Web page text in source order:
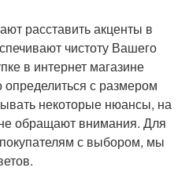
расставить акценты в
чистоту Вашего
в интернет магазине
с размером
некоторые нюансы, на
обращают внимания. Для
с выбором, мы